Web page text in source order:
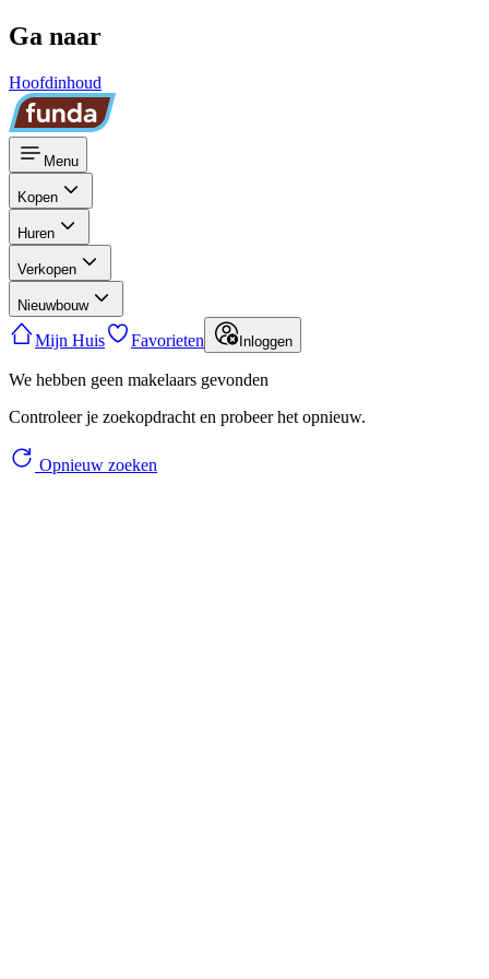
Ga naar
Hoofdinhoud
Menu
Kopen
Huren
Verkopen
Nieuwbouw
Mijn Huis Favorieten Inloggen
We hebben geen makelaars gevonden
Controleer je zoekopdracht en probeer het opnieuw.
Opnieuw zoeken